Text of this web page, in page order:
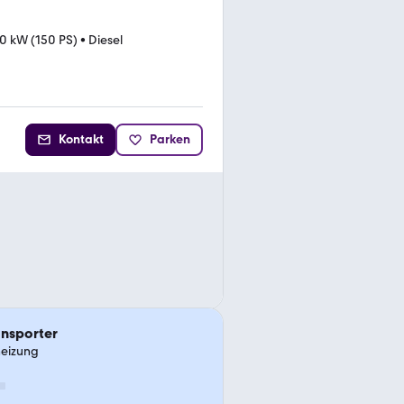
kW (150 PS) • Diesel
Kontakt Parken